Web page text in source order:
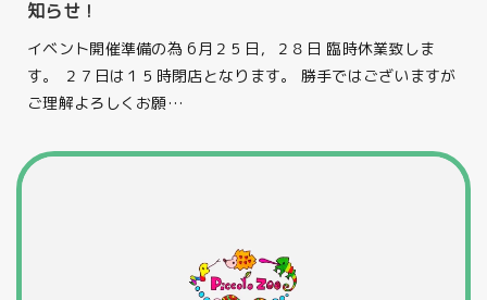
知らせ！
イベント開催準備の為 6月２５日，２８日 臨時休業致しま
す。 ２７日は１５時閉店となります。 勝手ではございますが
ご理解よろしくお願…